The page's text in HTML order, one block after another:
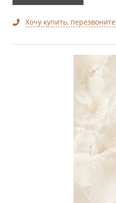
Хочу купить, перезвоните